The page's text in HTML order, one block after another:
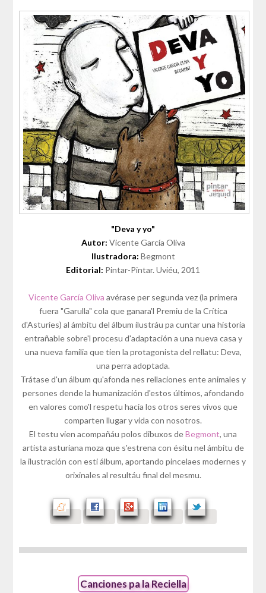
"Deva y yo"
Autor: Vicente García Oliva
Ilustradora: Begmont
Editorial: Pintar-Pintar. Uviéu, 2011
Vicente García Oliva avérase per segunda vez (la primera
fuera "Garulla" cola que ganara'l Premiu de la Crítica
d'Asturies) al ámbitu del álbum ilustráu pa cuntar una historia
entrañable sobre'l procesu d'adaptación a una nueva casa y
una nueva familia que tien la protagonista del rellatu: Deva,
una perra adoptada.
Trátase d'un álbum qu'afonda nes rellaciones ente animales y
persones dende la humanización d'estos últimos, afondando
en valores como'l respetu hacia los otros seres vivos que
comparten llugar y vida con nosotros.
El testu vien acompañáu polos dibuxos deBegmont, una
artista asturiana moza que s'estrena con ésitu nel ámbitu de
la ilustración con esti álbum, aportando pincelaes modernes y
orixinales al resultáu final del mesmu.
Canciones pa la Reciella